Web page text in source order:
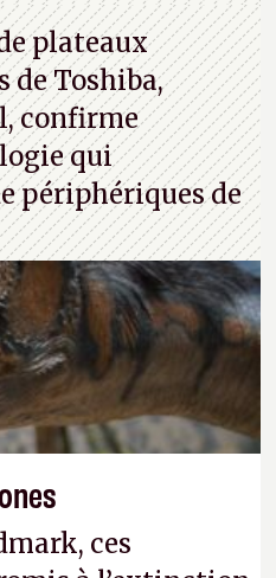
plateaux
de Toshiba,
confirme
qui
périphériques de
ces